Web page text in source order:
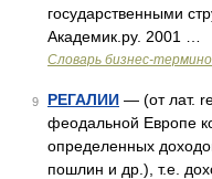
государственными
Академик.ру. 2001 …
Словарь бизнес-
9 РЕГАЛИИ — (от лат.
феодальной Европе
определенных
пошлин и др.), т.е.